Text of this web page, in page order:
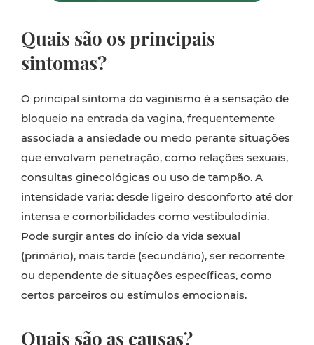
Quais são os principais
sintomas?
O principal sintoma do vaginismo é a sensação de
bloqueio na entrada da vagina, frequentemente
associada a ansiedade ou medo perante situações
que envolvam penetração, como relações sexuais,
consultas ginecológicas ou uso de tampão. A
intensidade varia: desde ligeiro desconforto até dor
intensa e comorbilidades como vestibulodinia.
Pode surgir antes do início da vida sexual
(primário), mais tarde (secundário), ser recorrente
ou dependente de situações específicas, como
certos parceiros ou estímulos emocionais.
Quais são as causas?